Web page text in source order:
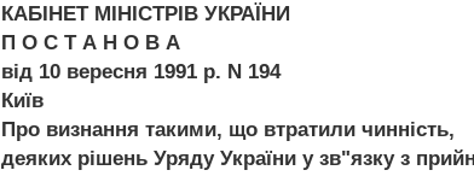
КАБІНЕТ МІНІСТРІВ УКРАЇНИ
П О С Т А Н О В А
від 10 вересня 1991 р. N 194
Київ
Про визнання такими, що втратили чинність,
деяких рішень Уряду України у зв"язку з